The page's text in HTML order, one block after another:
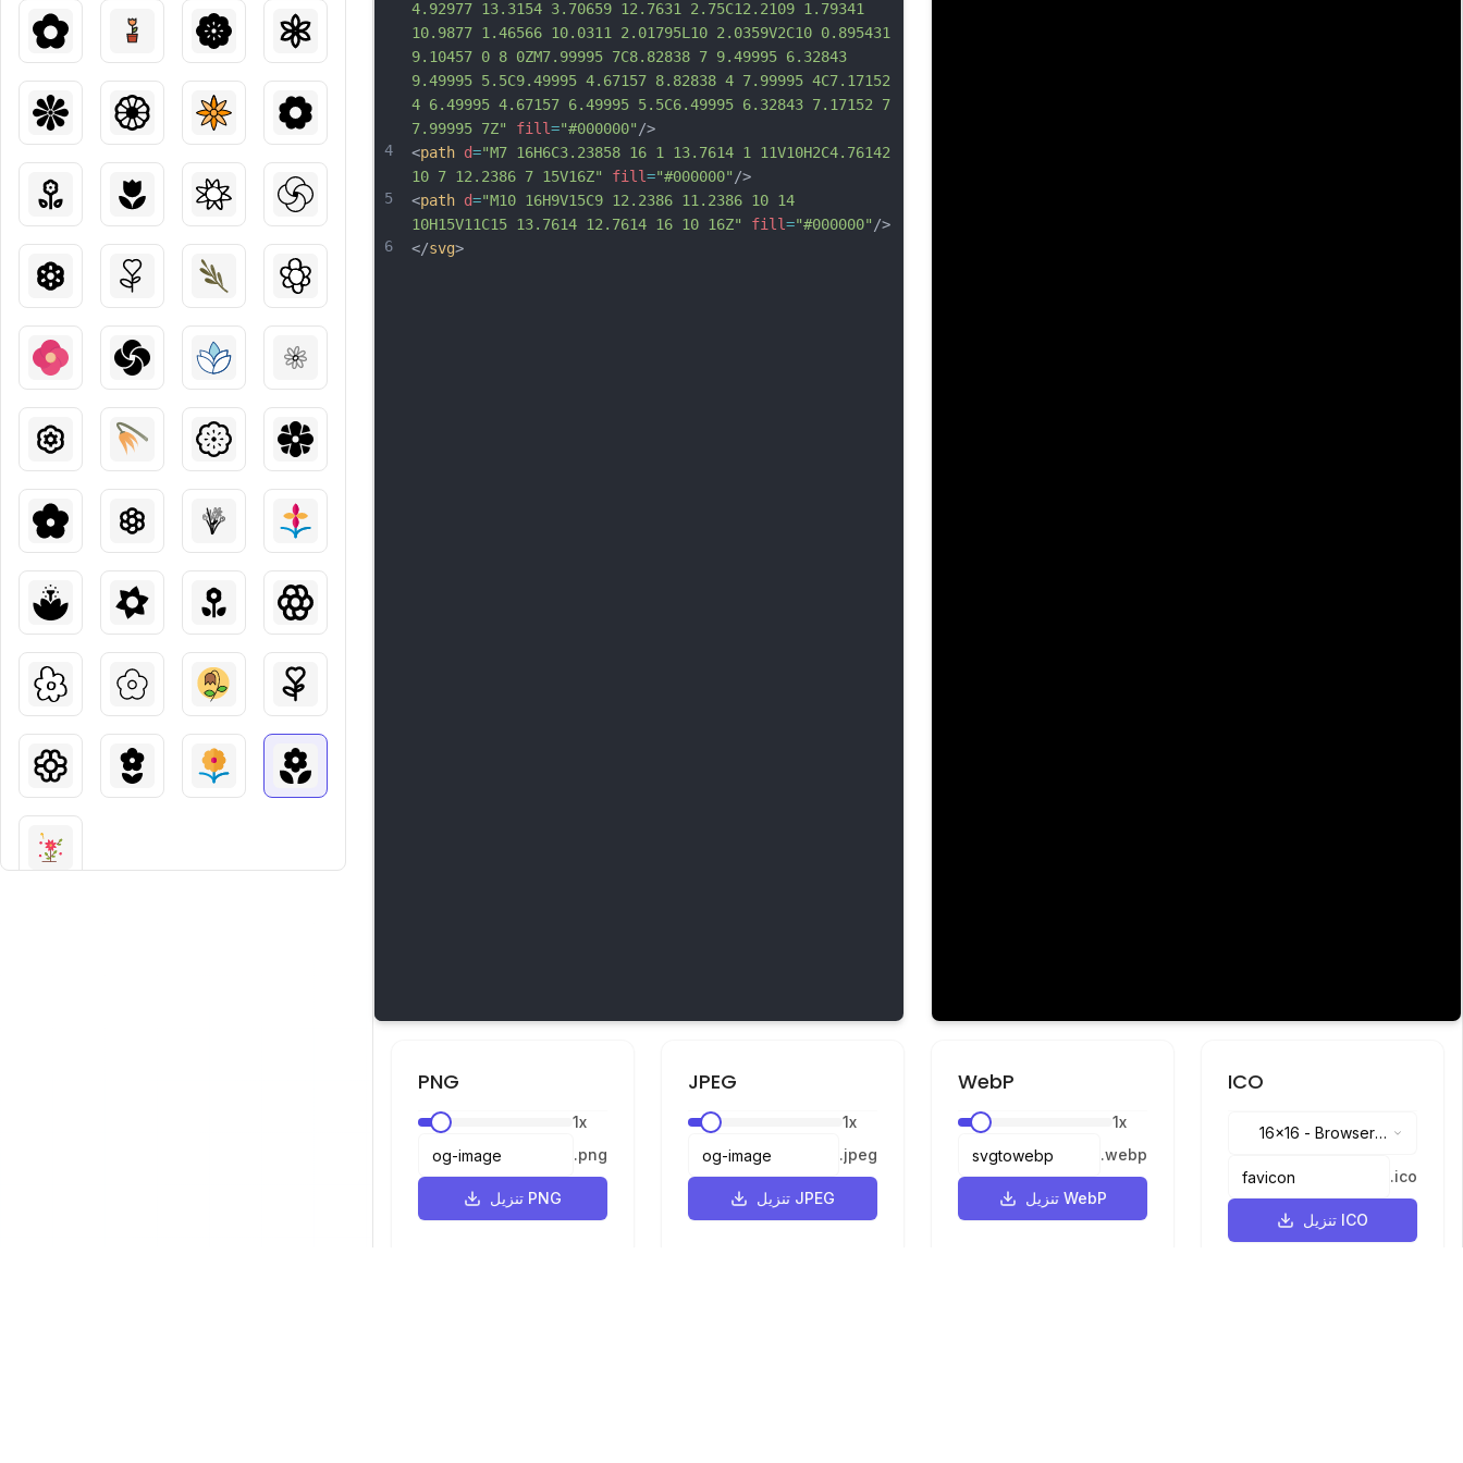
4
5
6
4.92977 13.3154 3.70659 12.7631 2.75C12 .2109 1.79341
10.9877 1.46566 10.0311 2.01795L10 2.0359V2C10 0.895431
9.10457 0 8 0ZM7.99995 7C8.82838 7 9.49995 6.32843
9.49995 5.5C9.49995 4.67157 8.82838 4 7.99995 4C7.17152
4 6.49995 4.67157 6.49995 5.5C6.49995 6.32843 7.17152 7
7.99995 7Z"
fill="#000000" />
<path d="M7 16H6C3.23858 16 1 13.7614 1 11V10H2C4.76142
10 7 12.2386 7 15V16Z"
fill="#000000" />
<path d="M10 16H9V15C9 12.2386 11.2386 10 14
10H15V11C15 13.7614 12.7614 16 10 16Z"
fill="#000000" />
</svg>
PNG
1x
.png
تنزيل PNG
JPEG
1x
.jpeg
تنزيل JPEG
WebP
1x
.webp
تنزيل WebP
ICO
16x16 -Browser
.ico
تنزيل ICO